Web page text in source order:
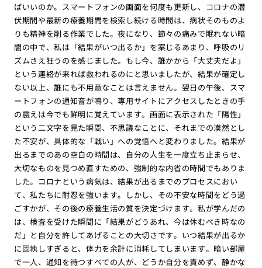
ばいいのか。スマートフォンの画面を何度も更新し、コロナの潜
伏期間や最新の療養期間を検索し続ける時間は、病状そのものよ
りも精神を削る作業でした。夜になり、節々の痛みで眠れない暗
闇の中で、私は「結果がいつ出るか」を案じるあまり、呼吸のリ
ズムさえ狂うのを感じました。もし今、誰かから「大丈夫だよ」
という連絡が来れば救われるのにと思いましたが、結果が確定し
ない以上、誰にも不用意なことは言えません。翌日の午後、スマ
ートフォンの通知音が鳴り、専用サイトにアクセスしたときの手
の震えは今でも鮮明に覚えています。画面に表示された「陽性」
という二文字を見た瞬間、不思議なことに、それまでの漠然とし
た不安が、具体的な「戦い」への覚悟へと変わりました。結果が
出るまでのあの空白の時間は、自分の人生を一度立ち止まらせ、
大切なものを見つめ直すための、強制的な内省の時間でもありま
した。コロナという病気は、結果が出るまでのプロセスにおい
て、私たちに耐忍を強います。しかし、その不安な時間をどう過
ごすかが、その後の療養生活の質を決定づけます。私が学んだの
は、検査を受けた瞬間に「結果がどうあれ、今は休むべき時なの
だ」と自分を許してあげることの大切さです。いつ結果が出るか
に固執しすぎると、体力を余計に消耗してしまいます。暗い部屋
で一人、通知を待つすべての人が、どうか自分を責めず、静かな